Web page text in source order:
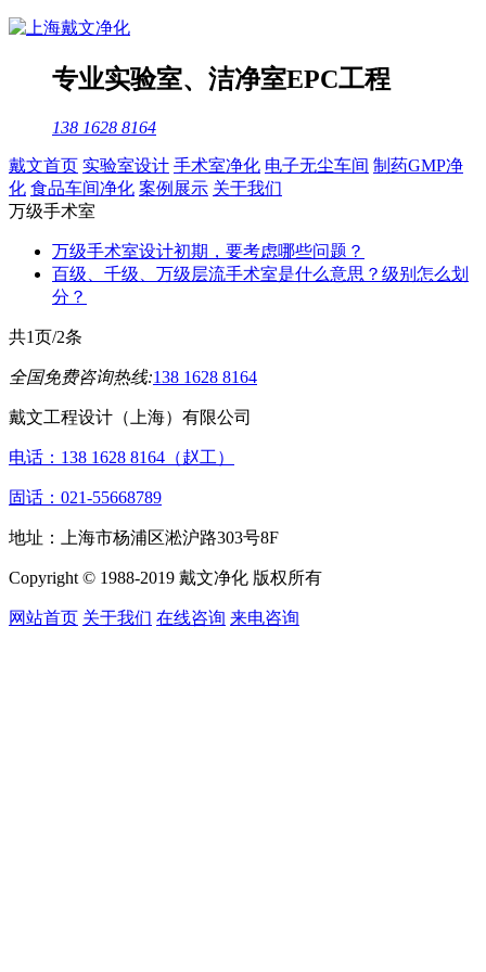
专业实验室、 洁净室EPC工程
138 1628 8164
戴文首页 实验室设计 手术室净化 电子无尘车间 制药GMP净
化 食品车间净化 案例展示 关于我们
万级手术室
万级手术室设计初期，要考虑哪些问题？
百级、千级、万级层流手术室是什么意思？级别怎么划
分？
共1页/2条
全国免费咨询热线:138 1628 8164
戴文工程设计（上海）有限公司
电话：138 1628 8164（赵工）
固话：021-55668789
地址：上海市杨浦区淞沪路303号8F
Copyright © 1988-2019 戴文净化 版权所有
网站首页 关于我们 在线咨询 来电咨询